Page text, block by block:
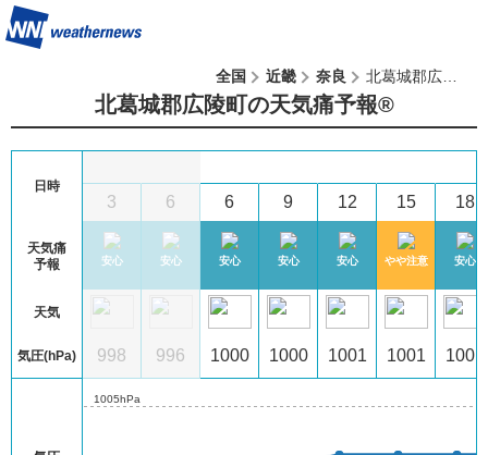
全国 近畿 奈良 北葛城郡広陵町
北葛城郡広陵町の天気痛予報®︎
日時
天気痛
予報
天気
気圧(hPa)
安心
999
3
安心
998
6
安心
996
6
安心
1000
9
安心
1000
12
安心
1001
15
やや注意
1001
18
安心
1001
1005hPa